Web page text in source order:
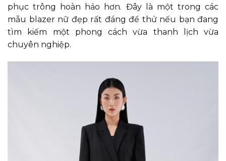
phục trông hoàn hảo hơn. Đây là một trong các
mẫu blazer nữ đẹp rất đáng để thử nếu bạn đang
tìm kiếm một phong cách vừa thanh lịch vừa
chuyên nghiệp.